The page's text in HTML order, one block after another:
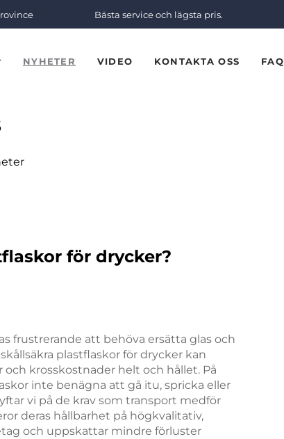
Bästa service och lägsta pris.
NYHETER VIDEO KONTAKTA OSS FAQ
för drycker?
frustrerande att behöva ersätta glas och
plastflaskor för drycker kan
krosskostnader helt och hållet. På
inte benägna att gå itu, spricka eller
vi på de krav som transport medför
deras hållbarhet på högkvalitativ,
och uppskattar mindre förluster